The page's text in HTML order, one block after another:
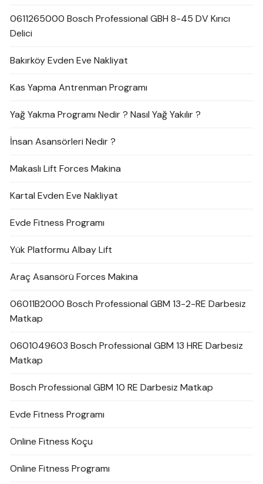
0611265000 Bosch Professional GBH 8-45 DV Kırıcı
Delici
Bakırköy Evden Eve Nakliyat
Kas Yapma Antrenman Programı
Yağ Yakma Programı Nedir ? Nasıl Yağ Yakılır ?
İnsan Asansörleri Nedir ?
Makaslı Lift Forces Makina
Kartal Evden Eve Nakliyat
Evde Fitness Programı
Yük Platformu Albay Lift
Araç Asansörü Forces Makina
06011B2000 Bosch Professional GBM 13-2-RE Darbesiz
Matkap
0601049603 Bosch Professional GBM 13 HRE Darbesiz
Matkap
Bosch Professional GBM 10 RE Darbesiz Matkap
Evde Fitness Programı
Online Fitness Koçu
Online Fitness Programı